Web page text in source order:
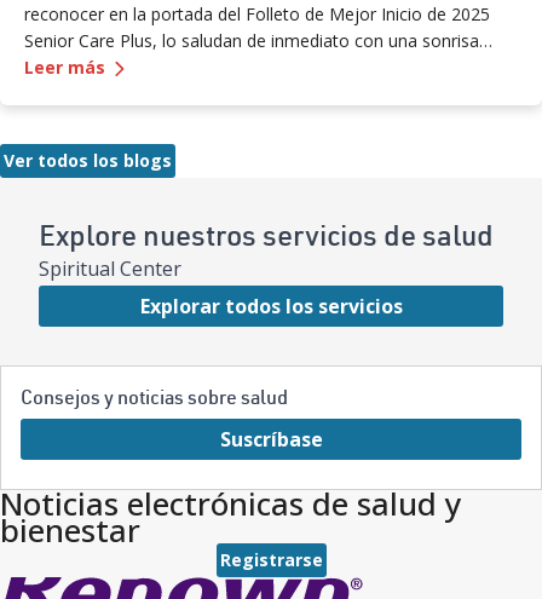
Explore nuestros servicios de salud
Spiritual Center
Explorar todos los servicios
Consejos y noticias sobre salud
Suscríbase
reconocer en la portada del Folleto de Mejor Inicio de 2025
Senior Care Plus, lo saludan de inmediato con una sonrisa
cálida. Detrás de esa sonrisa hay una pasión por la familia, la
Leer más —
Ver todos los blogs
Noticias electrónicas de salud y
bienestar
Registrarse